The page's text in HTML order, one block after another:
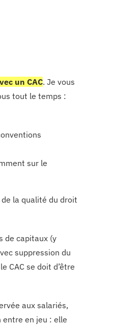
un CAC. Je vous
tout le temps :
sur le
la qualité du droit
de capitaux (y
suppression du
CAC se doit d’être
aux salariés,
en jeu : elle